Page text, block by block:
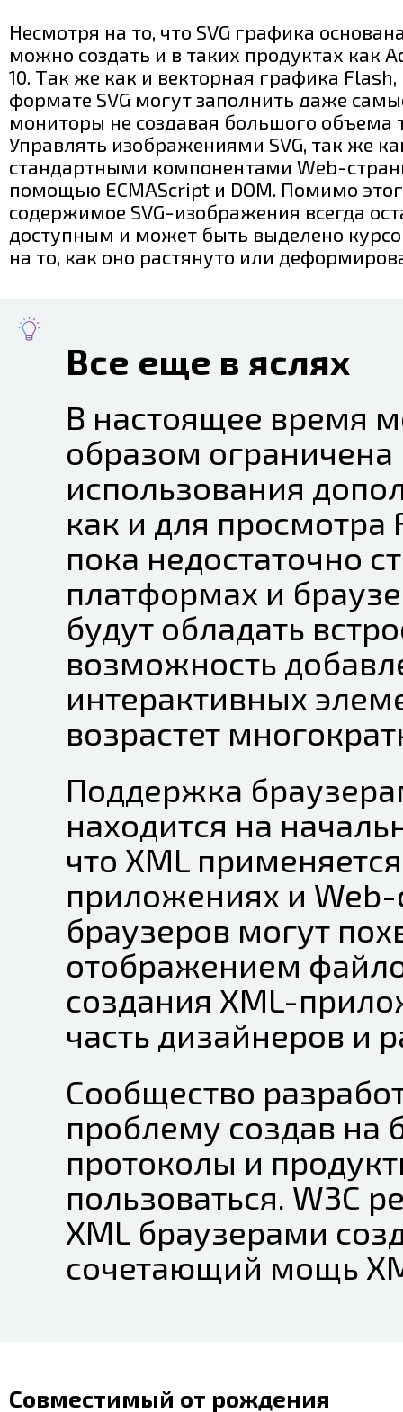
Несмотря на то, что SVG графика
можно создать и в таких продуктах как
10. Так же как и векторная графика
формате SVG могут заполнить даже
мониторы не создавая большого объема
Управлять изображениями SVG, так же
стандартными компонентами Web-
помощью ECMAScript и DOM. Помимо
содержимое SVG-изображения всегда
доступным и может быть выделено
на то, как оно растянуто или
Все еще в яслях
В настоящее время
образом
использования
как и для
пока недостаточно
платформах и
будут обладать
возможность
интерактивных
возрастет
Поддержка
находится на
что XML
приложениях и
браузеров могут
отображением
создания XML-
часть дизайнеров и
Сообщество
проблему создав на
протоколы и
пользоваться. W3C
XML браузерами
сочетающий мощь
Совместимый от рождения